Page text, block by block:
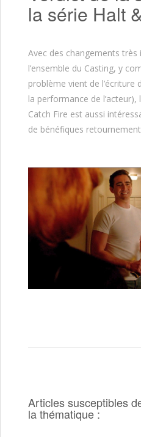
la série Halt
Avec des changements
l’ensemble du Casting, y
problème vient de l’écriture
la performance de l’acteur),
Catch Fire est aussi
de bénéfiques
Articles susceptibles
la thématique :